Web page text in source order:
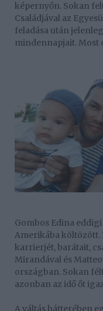
képernyőn. Sokan
Családjával az
feladása után
mindennapjait. Most
Gombos Edina
Amerikába költözött.
karrierjét, barátait,
Mirandával és
országban. Sokan
azonban az idő őt
A váltás hátterében